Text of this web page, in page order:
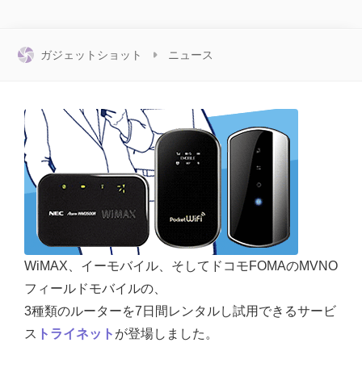
ガジェットショット ニュース
WiMAX、イーモバイル、そしてドコモFOMAのMVNO
フィールドモバイルの、
3種類のルーターを7日間レンタルし試用できるサービ
ス トライネット が登場しました。